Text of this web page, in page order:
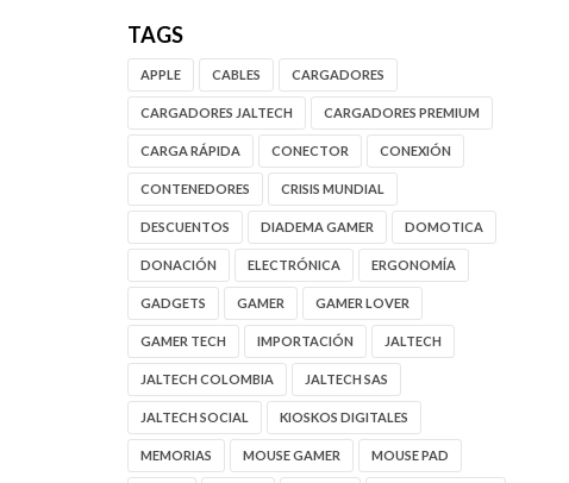
TAGS
APPLE CABLES CARGADORES
CARGADORES JALTECH CARGADORES PREMIUM
CARGA RÁPIDA CONECTOR CONEXIÓN
CONTENEDORES CRISIS MUNDIAL
DESCUENTOS DIADEMA GAMER DOMOTICA
DONACIÓN ELECTRÓNICA ERGONOMÍA
GADGETS GAMER GAMER LOVER
GAMER TECH IMPORTACIÓN JALTECH
JALTECH COLOMBIA JALTECH SAS
JALTECH SOCIAL KIOSKOS DIGITALES
MEMORIAS MOUSE GAMER MOUSE PAD